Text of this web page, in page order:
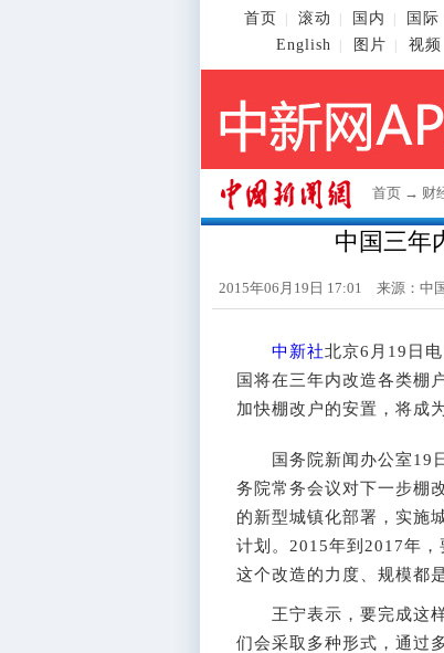
首页 滚动 国内 国际
English
图片 视频
首页 → 财
中国三年
2015年06月19日 17:01 来源： 中
中新社北京6月19日
国将在三年内改造各类棚
加快棚改户的安置，将成
国务院新闻办公室19日
务院常务会议对下一步棚
的新型城镇化部署，实施
计划。2015年到2017年
这个改造的力度、规模都
王宁表示，要完成这样
们会采取多种形式，通过